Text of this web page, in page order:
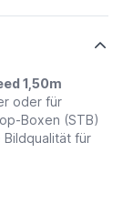
1,50m
oder für
Boxen (STB)
Bildqualität für